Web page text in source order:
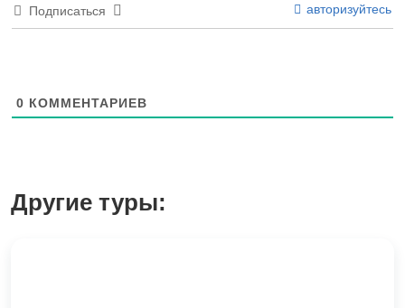
Подписаться авторизуйтесь
0 КОММЕНТАРИЕВ
Другие туры: